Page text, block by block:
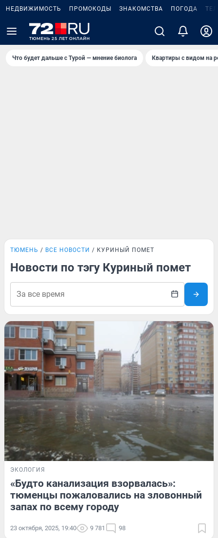
НЕДВИЖИМОСТЬ ПРОМОКОДЫ ЗНАКОМСТВА ПОГОДА
Что будет дальше с Турой — мнение биолога Квартиры с видом на
ТЮМЕНЬ ВСЕ НОВОСТИ КУРИНЫЙ ПОМЕТ
Новости по тэгу Куриный помет
ЭКОЛОГИЯ
«Будто канализация взорвалась»:
тюменцы пожаловались на зловонный
запах по всему городу
23 октября, 2025, 19:40 9 781 98